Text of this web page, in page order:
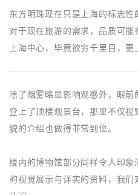
东方明珠现在只是上海的标志性
对于现在旅游的需求，品质可
上海中心，毕竟欲穷千里目，更
除了烟雾略显影响观感外，眼
登上了顶楼观景台，那里不仅视
貌的介绍也做得非常到位。
楼内的博物馆部分同样令人印
的视觉展示与详实的资料，我